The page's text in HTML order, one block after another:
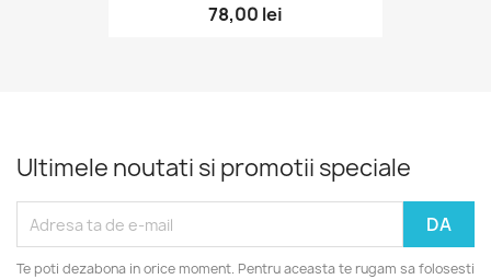
78,00 lei
Ultimele noutati si promotii speciale
Te poti dezabona in orice moment. Pentru aceasta te rugam sa folosesti